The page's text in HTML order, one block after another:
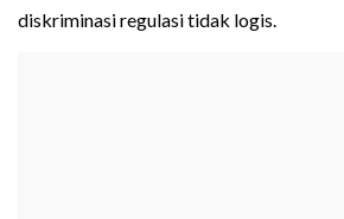
diskriminasi regulasi tidak logis.